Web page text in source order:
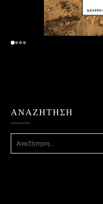
ΑΝΑΖΉΤΗΣΗ
ΑΝΑΖΉΤΗΣΗ
ΓΙΑ: